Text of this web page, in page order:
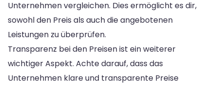
Unternehmen vergleichen. Dies ermöglicht es dir,
sowohl den Preis als auch die angebotenen
Leistungen zu überprüfen.
Transparenz bei den Preisen ist ein weiterer
wichtiger Aspekt. Achte darauf, dass das
Unternehmen klare und transparente Preise